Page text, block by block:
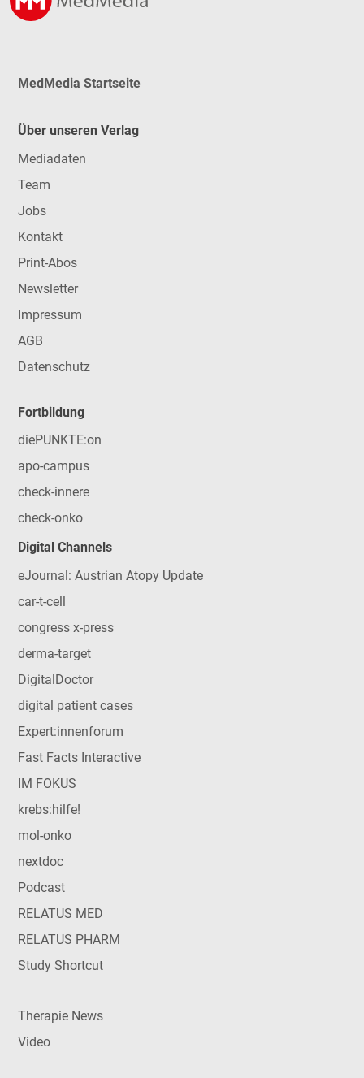
MedMedia Startseite
Über unseren Verlag
Mediadaten
Team
Jobs
Kontakt
Print-Abos
Newsletter
Impressum
AGB
Datenschutz
Fortbildung
diePUNKTE:on
apo-campus
check-innere
check-onko
Digital Channels
eJournal: Austrian Atopy Update
car-t-cell
congress x-press
derma-target
DigitalDoctor
digital patient cases
Expert:innenforum
Fast Facts Interactive
IM FOKUS
krebs:hilfe!
mol-onko
nextdoc
Podcast
RELATUS MED
RELATUS PHARM
Study Shortcut
Therapie News
Video